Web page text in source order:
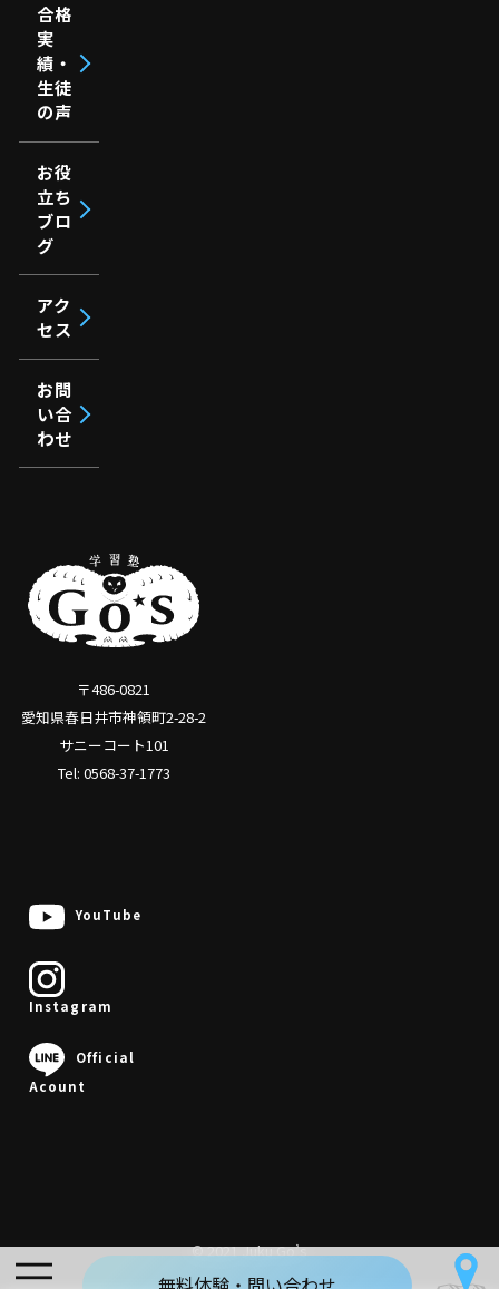
0568-37-1773
合格
実
績・
生徒
の声
お役
立ち
ブロ
グ
アク
セス
お問
い合
わせ
〒486-0821
愛知県春日井市神領町2-28-2
サニーコート101
Tel: 0568-37-1773
YouTube
Instagram
Official
Acount
© 2021 Juku Go’s